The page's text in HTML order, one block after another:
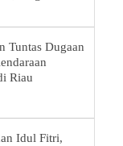
Tuntas Dugaan
Riau
Idul Fitri,